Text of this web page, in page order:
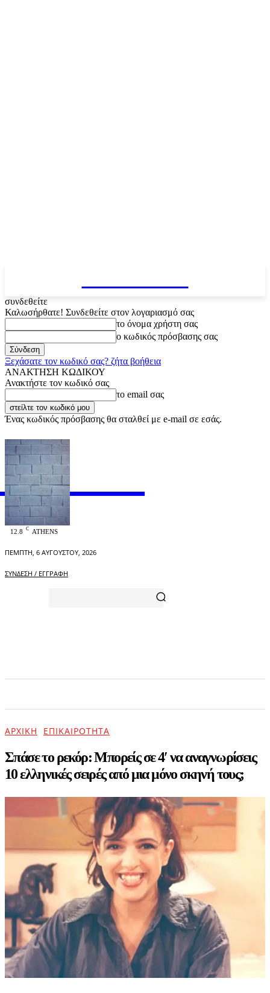
συνδεθείτε
Καλωσήρθατε! Συνδεθείτε στον λογαριασμό σας
το όνομα χρήστη σας
ο κωδικός πρόσβασης σας
Ξεχάσατε τον κωδικό σας? ζήτα βοήθεια
ΑΝΑΚΤΗΣΗ ΚΩΔΙΚΟΥ
Ανακτήστε τον κωδικό σας
το email σας
Ένας κωδικός πρόσβασης θα σταλθεί με e-mail σε εσάς.
OFFICIAL
12.8 C ATHENS
ΠΈΜΠΤΗ, 6 ΑΥΓΟΎΣΤΟΥ, 2026
ΣΎΝΔΕΣΗ / ΕΓΓΡΑΦΉ
ΑΡΧΙΚΉ ΕΠΙΚΑΙΡΌΤΗΤΑ
Σπάσε το ρεκόρ: Μπορείς σε 4′ να αναγνωρίσεις
10 ελληνικές σειρές από μια μόνο σκηνή τους;